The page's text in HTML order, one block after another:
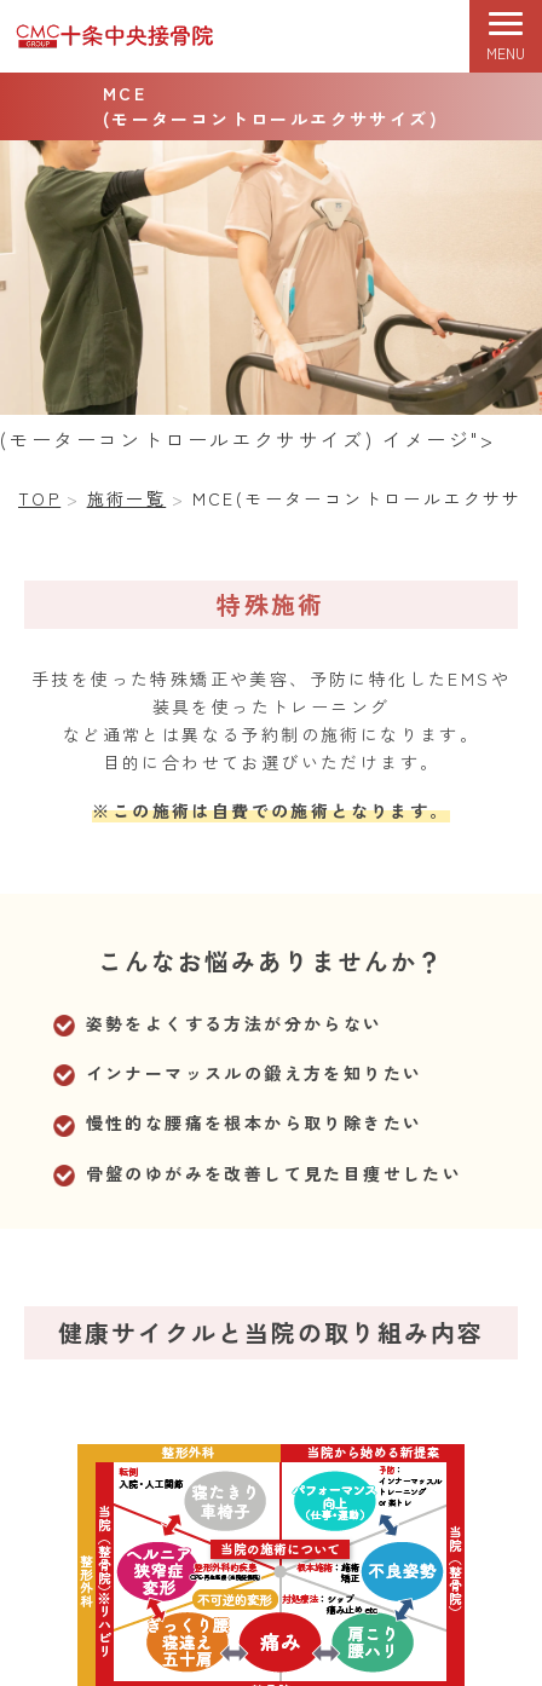
MENU
初めての方へ
MCE
(モーターコントロールエクササイズ)
(モーターコントロールエクササイズ) イメージ">
TOP 施術一覧 MCE(モーターコントロールエクササ
特殊施術
手技を使った特殊矯正や美容、予防に特化したEMSや
装具を使ったトレーニング
など通常とは異なる予約制の施術になります。
目的に合わせてお選びいただけます。
※この施術は自費での施術となります。
こんなお悩みありませんか？
姿勢をよくする方法が分からない
インナーマッスルの鍛え方を知りたい
慢性的な腰痛を根本から取り除きたい
骨盤のゆがみを改善して見た目痩せしたい
健康サイクルと当院の取り組み内容